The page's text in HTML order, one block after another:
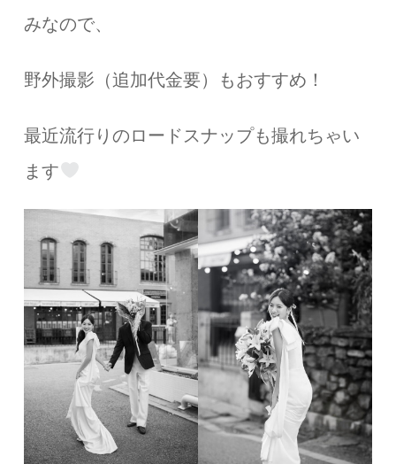
みなので、
野外撮影（追加代金要）もおすすめ！
最近流行りのロードスナップも撮れちゃい
ます